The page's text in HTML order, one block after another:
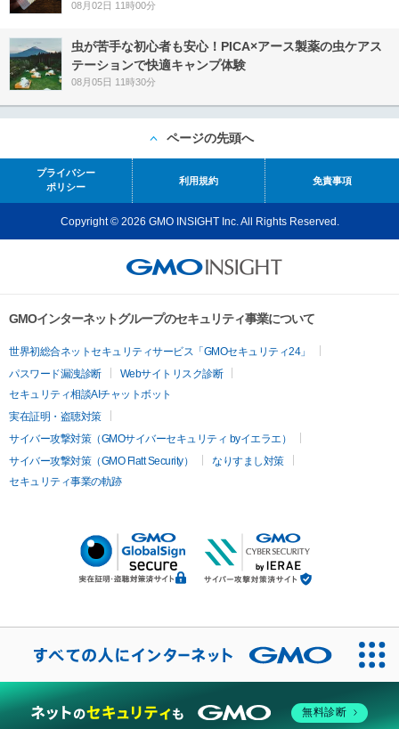
08月02日 11時00分
虫が苦手な初心者も安心！PICA×アース製薬の虫ケアス
テーションで快適キャンプ体験
08月05日 11時30分
ページの先頭へ
プライバシー
ポリシー
利用規約 免責事項
Copyright © 2026 GMO INSIGHT Inc. All Rights Reserved.
GMOインターネットグループのセキュリティ事業について
世界初総合ネットセキュリティサービス「GMOセキュリティ24」
パスワード漏洩診断
Webサイトリスク診断
セキュリティ相談AIチャットボット
実在証明・盗聴対策
サイバー攻撃対策（GMOサイバーセキュリティ byイエラエ）
サイバー攻撃対策（GMO Flatt Security）
なりすまし対策
セキュリティ事業の軌跡
無料診断